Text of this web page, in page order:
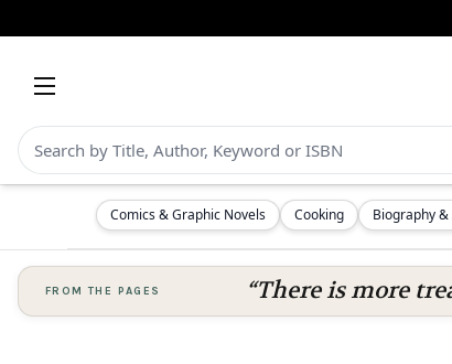
Comics & Graphic Novels Cooking Biography
FROM THE PAGES “There is more